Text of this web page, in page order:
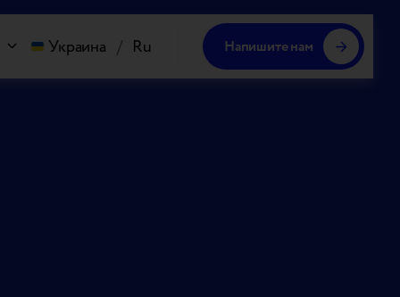
Украина / Ru Напишите нам